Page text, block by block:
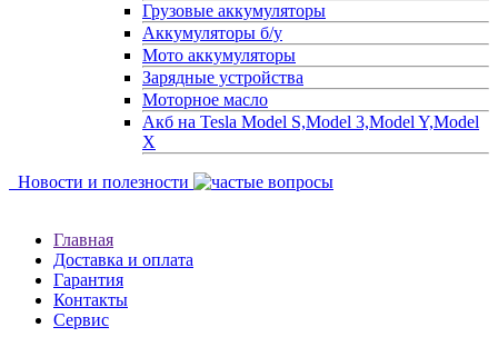
Грузовые аккумуляторы
Аккумуляторы б/у
Мото аккумуляторы
Зарядные устройства
Моторное масло
Акб на Tesla Model S,Model 3,Model Y,Model
X
Новости и полезности
Главная
Доставка и оплата
Гарантия
Контакты
Сервис